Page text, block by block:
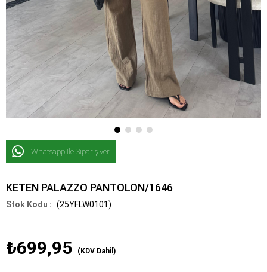
Whatsapp İle Sipariş ver
KETEN PALAZZO PANTOLON/1646
(25YFLW0101)
₺699,95 (KDV Dahil)